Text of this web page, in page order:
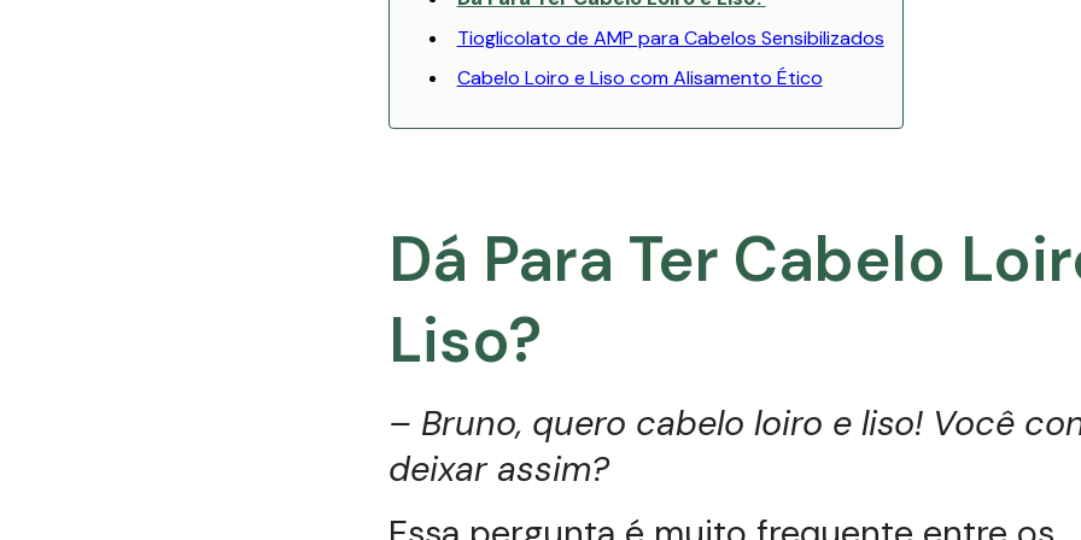
Tioglicolato de AMP para Cabelos Sensibilizados
Cabelo Loiro e Liso com Alisamento Ético
Dá Para Ter Cabelo
Liso?
– Bruno, quero cabelo loiro e liso! Você
deixar assim?